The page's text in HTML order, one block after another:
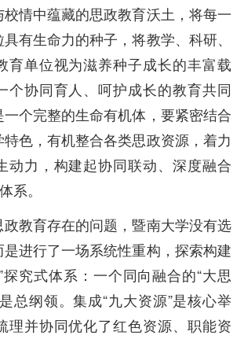
情中蕴藏的思政教育沃土，将每一
有生命力的种子，将教学、科研、
育单位视为滋养种子成长的丰富载
个协同育人、呵护成长的教育共同
个完整的生命有机体，要紧密结合
色，有机整合各类思政资源，着力
动力，构建起协同联动、深度融合
系。
教育存在的问题，暨南大学没有选
进行了一场系统性重构，探索构建
”探究式体系：一个同向融合的“大思
总纲领。集成“九大资源”是核心举
理并协同优化了红色资源、职能资